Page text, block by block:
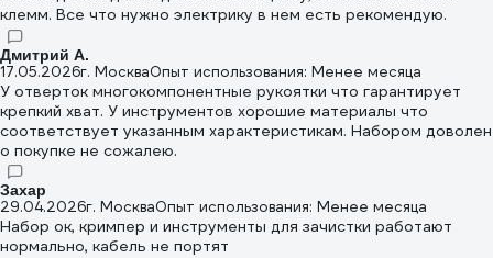
клемм. Все что нужно электрику в нем есть рекомендую.
Дмитрий А.
17.05.2026г. МоскваОпыт использования: Менее месяца
У отверток многокомпонентные рукоятки что гарантирует
крепкий хват. У инструментов хорошие материалы что
соответствует указанным характеристикам. Набором доволен
о покупке не сожалею.
Захар
29.04.2026г. МоскваОпыт использования: Менее месяца
Набор ок, кримпер и инструменты для зачистки работают
нормально, кабель не портят